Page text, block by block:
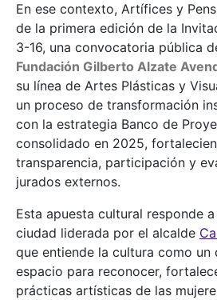
En ese contexto, Artífices y
de la primera edición de la
3-16, una convocatoria pública
Fundación Gilberto Alzate
su línea de Artes Plásticas y
un proceso de transformación
con la estrategia Banco de
consolidado en 2025,
transparencia, participación y
jurados externos.
Esta apuesta cultural responde
ciudad liderada por el alcalde
que entiende la cultura como un
espacio para reconocer,
prácticas artísticas de las